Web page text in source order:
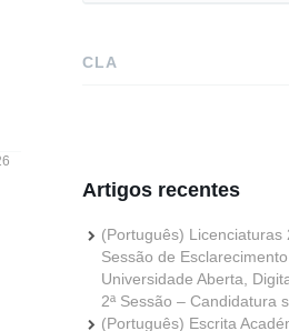
CLA
Artigos recentes
(Português) Licenciaturas
Sessão de
Universidade Aberta,
2ª Sessão – Candidatura
(Português) Escrita